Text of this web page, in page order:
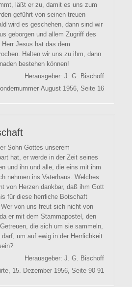
läßt er zu, damit es uns zum
geführt von seinen treuen
wird es geschehen, dann sind wir
geborgen und allem Zugriff des
Jesus hat das dem
Halten wir uns zu ihm, dann
bestehen können!
Herausgeber: J. G. Bischoff
August 1956, Seite 16
Sohn Gottes unserem
hat, er werde in der Zeit seines
und ihn und alle, die eins mit ihm
nehmen ins Vaterhaus. Welches
von Herzen dankbar, daß ihm Gott
für diese herrliche Botschaft
von uns freut sich nicht von
er mit dem Stammapostel, den
die sich um sie sammeln,
um auf ewig in der Herrlichkeit
Herausgeber: J. G. Bischoff
15. Dezember 1956, Seite 90-91